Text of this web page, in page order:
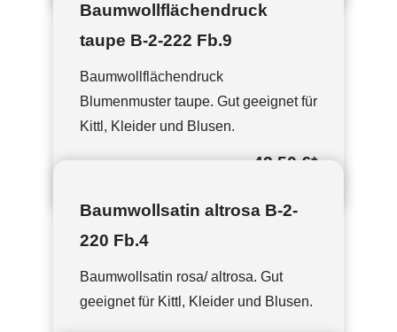
Baumwollflächendruck
taupe B-2-222 Fb.9
Baumwollflächendruck
Blumenmuster taupe. Gut geeignet für
Kittl, Kleider und Blusen.
43,50 €*
Baumwollsatin altrosa B-2-
220 Fb.4
Baumwollsatin rosa/ altrosa. Gut
geeignet für Kittl, Kleider und Blusen.